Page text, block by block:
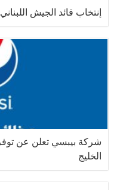
إنتخاب قائد الجيش
شركة بيبسي تعلن عن
الخليج